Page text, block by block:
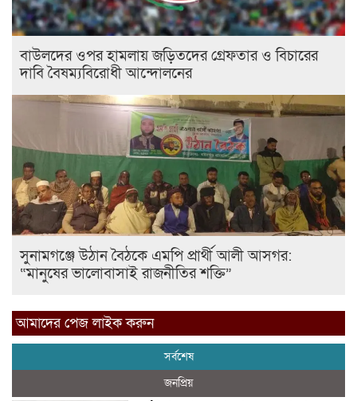
বাউলদের ওপর হামলায় জড়িতদের গ্রেফতার ও বিচারের
দাবি বৈষম্যবিরোধী আন্দোলনের
সুনামগঞ্জে উঠান বৈঠকে এমপি প্রার্থী আলী আসগর:
“মানুষের ভালোবাসাই রাজনীতির শক্তি”
আমাদের পেজ লাইক করুন
সর্বশেষ
জনপ্রিয়